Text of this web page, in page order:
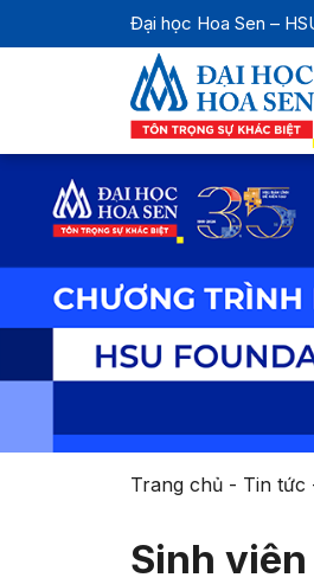
Đại học Hoa Sen –
Trang chủ- Tin tức
Sinh